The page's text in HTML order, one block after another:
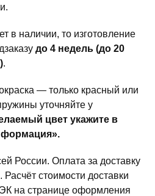
в наличии, то изготовление
до 4 недель (до 20
.
— только красный или
уточняйте у
цвет укажите в
России. Оплата за доставку
Расчёт стоимости доставки
на странице оформления